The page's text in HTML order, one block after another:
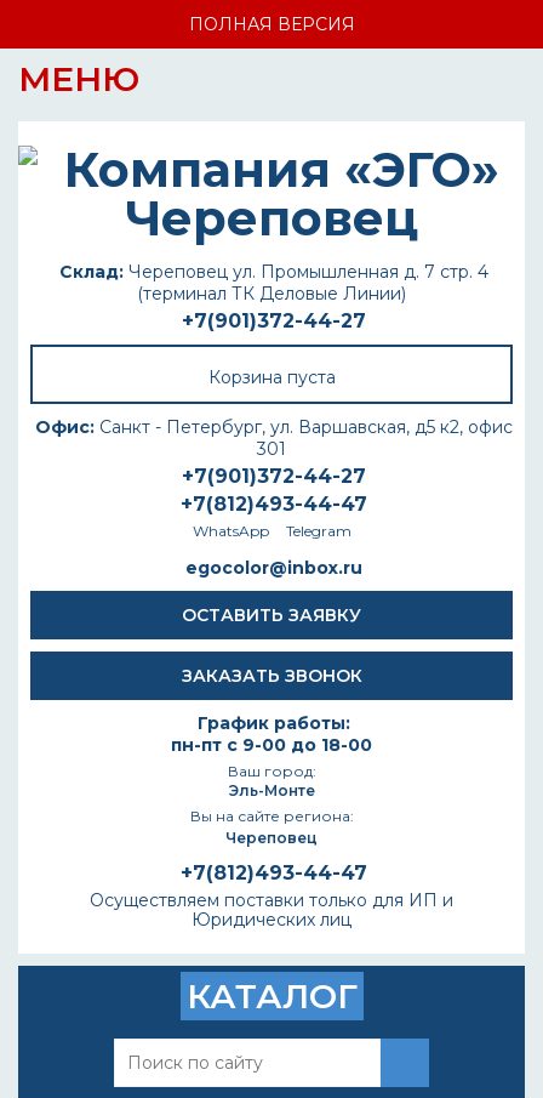
ПОЛНАЯ ВЕРСИЯ
МЕНЮ
Склад: Череповец ул. Промышленная д. 7 стр. 4
(терминал ТК Деловые Линии)
+7(901)372-44-27
Корзина пуста
Офис: Санкт - Петербург, ул. Варшавская, д5 к2, офис
301
+7(901)372-44-27
+7(812)493-44-47
WhatsApp Telegram
egocolor@inbox.ru
ОСТАВИТЬ ЗАЯВКУ
ЗАКАЗАТЬ ЗВОНОК
График работы:
пн-пт с 9-00 до 18-00
Ваш город:
Эль-Монте
Вы на сайте региона:
Череповец
+7(812)493-44-47
Осуществляем поставки только для ИП и
Юридических лиц
КАТАЛОГ